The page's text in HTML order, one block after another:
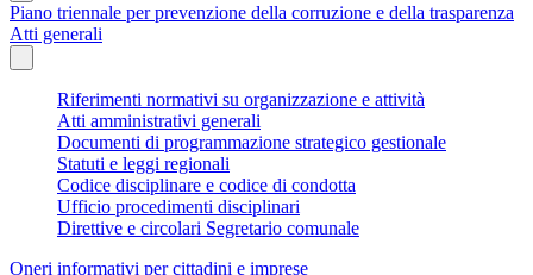
Piano triennale per prevenzione della corruzione e della trasparenza
Atti generali
Riferimenti normativi su organizzazione e attività
Atti amministrativi generali
Documenti di programmazione strategico gestionale
Statuti e leggi regionali
Codice disciplinare e codice di condotta
Ufficio procedimenti disciplinari
Direttive e circolari Segretario comunale
Oneri informativi per cittadini e imprese